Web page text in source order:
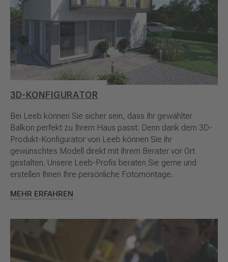
3D-KONFIGURATOR
Bei Leeb können Sie sicher sein, dass Ihr gewählter
Balkon perfekt zu Ihrem Haus passt. Denn dank dem 3D-
Produkt-Konfigurator von Leeb können Sie ihr
gewünschtes Modell direkt mit Ihrem Berater vor Ort
gestalten. Unsere Leeb-Profis beraten Sie gerne und
erstellen Ihnen Ihre persönliche Fotomontage.
MEHR ERFAHREN